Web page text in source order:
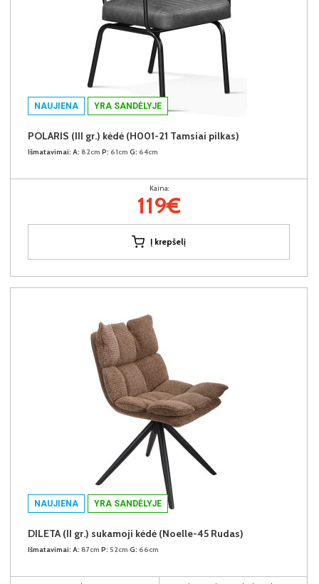
NAUJIENA YRA SANDĖLYJE
POLARIS (III gr.) kėdė (H001-21 Tamsiai pilkas)
Išmatavimai: A: 82cm P: 61cm G: 64cm
Kaina:
119€
Į krepšelį
NAUJIENA YRA SANDĖLYJE
DILETA (II gr.) sukamoji kėdė (Noelle-45 Rudas)
Išmatavimai: A: 87cm P: 52cm G: 66cm